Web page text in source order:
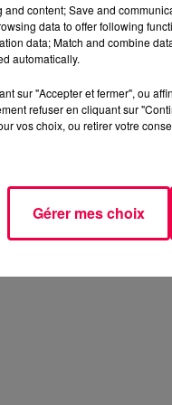
vigueur à la fin de
ou
écarté
manne doit
content; Save and
data to offer following
data; Match and combine
automatically.
sur "Accepter et fermer", ou
refuser en cliquant sur
vos choix, ou retirer votre
Gérer mes choix